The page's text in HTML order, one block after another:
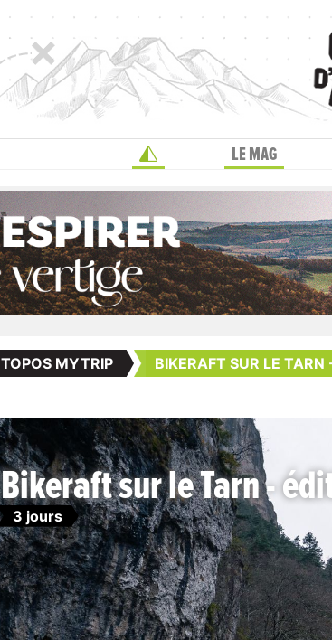
LE MAG
TOPOS MYTRIP BIKERAFT SUR LE
Bikeraft sur le Tarn -
3 jours